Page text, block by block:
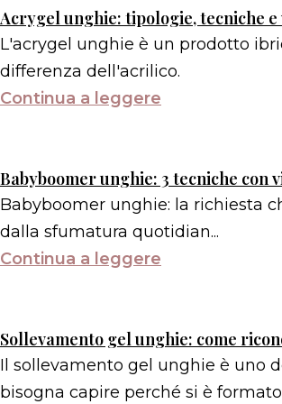
Acrygel unghie: tipologie, tecniche e
L'acrygel unghie è un prodotto
differenza dell'acrilico.
Continua a leggere
Babyboomer unghie: 3 tecniche con
Babyboomer unghie: la richiesta
dalla sfumatura quotidian...
Continua a leggere
Sollevamento gel unghie: come
Il sollevamento gel unghie è uno
bisogna capire perché si è